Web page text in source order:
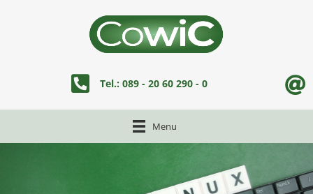
tel:+498920602900
Tel.: 089 - 20 60 290 - 0
Menu